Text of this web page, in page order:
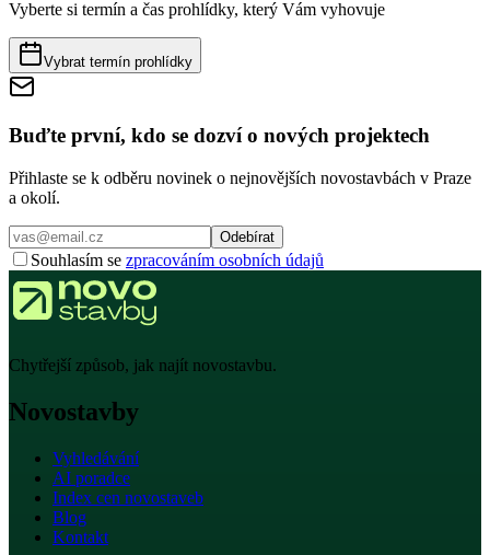
Vyberte si termín a čas prohlídky, který Vám vyhovuje
Vybrat termín prohlídky
Buďte první, kdo se dozví o nových projektech
Přihlaste se k odběru novinek o nejnovějších novostavbách v Praze
a okolí.
Odebírat
Souhlasím se zpracováním osobních údajů
Chytřejší způsob, jak najít novostavbu.
Novostavby
Vyhledávání
AI poradce
Index cen novostaveb
Blog
Kontakt